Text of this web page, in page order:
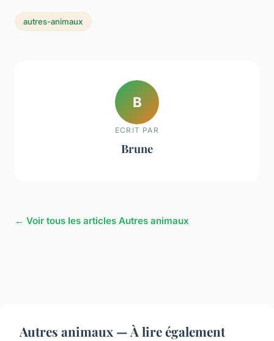
autres-animaux
B
ECRIT PAR
Brune
← Voir tous les articles Autres animaux
Autres animaux — À lire également